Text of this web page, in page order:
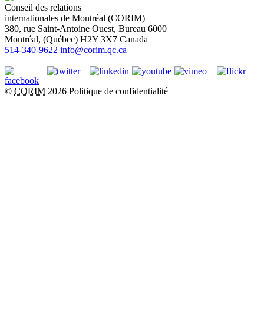
Conseil des relations
internationales de Montréal (CORIM)
380, rue Saint-Antoine Ouest, Bureau 6000
Montréal, (Québec) H2Y 3X7 Canada
514-340-9622 info@corim.qc.ca
© CORIM 2026 Politique de confidentialité